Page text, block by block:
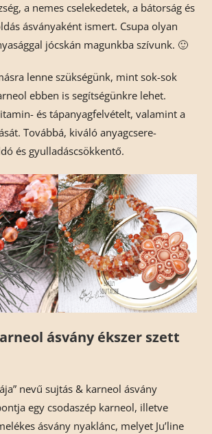
a nemes cselekedetek, a bátorság és
ásványaként ismert. Csupa olyan
jócskán magunkba szívunk. 🙂
lenne szükségünk, mint sok-sok
ebben is segítségünkre lehet.
és tápanyagfelvételt, valamint a
Továbbá, kiváló anyagcsere-
és gyulladáscsökkentő.
ásvány ékszer szett
nevű sujtás & karneol ásvány
egy csodaszép karneol, illetve
ásvány nyaklánc, melyet Ju’line